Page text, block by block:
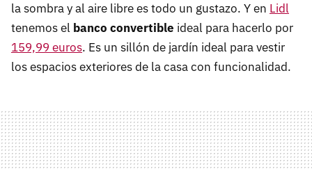
la sombra y al aire libre es todo un gustazo. Y en Lidl
tenemos el banco convertible ideal para hacerlo por
159,99 euros. Es un sillón de jardín ideal para vestir
los espacios exteriores de la casa con funcionalidad.